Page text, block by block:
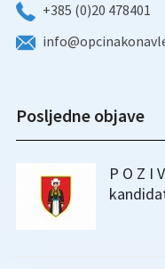
+385 (0)20 478401
Posljedne objave
P O Z I